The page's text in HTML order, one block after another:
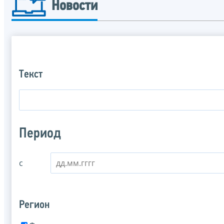
Новости
Текст
Период
с
Регион